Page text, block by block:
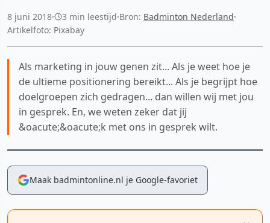
8 juni 2018· 3 min leestijd·Bron: Badminton Nederland·
Artikelfoto: Pixabay
Als marketing in jouw genen zit... Als je weet hoe je
de ultieme positionering bereikt... Als je begrijpt hoe
doelgroepen zich gedragen... dan willen wij met jou
in gesprek. En, we weten zeker dat jij
&oacute;&oacute;k met ons in gesprek wilt.
Maak badmintonline.nl je Google-favoriet